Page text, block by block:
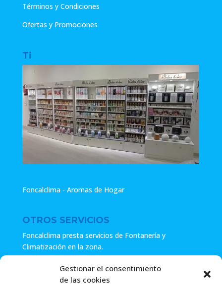
Gestionar el consentimiento
de las cookies
Términos y Condiciones
Ofertas y Promociones
Ti
Foncalclima - Aromas de Hogar
OTROS SERVICIOS
Foncalclima presta servicios de Fontanería y
Climatización en la zona.
Especialistas en sistemas de Osmosis.
Pide presupuesto sin compromiso o llámanos y haz tu